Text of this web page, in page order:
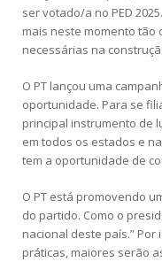
ser votado/a no PED
mais neste momento tão
necessárias na
O PT lançou uma
oportunidade. Para se
principal instrumento de
em todos os estados e
tem a oportunidade de
O PT está promovendo
do partido. Como o
nacional deste país.”
práticas, maiores serão